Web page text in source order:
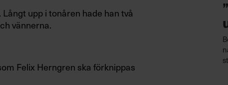
upp i tonåren hade han två
vännerna.
Felix Herngren ska förknippas